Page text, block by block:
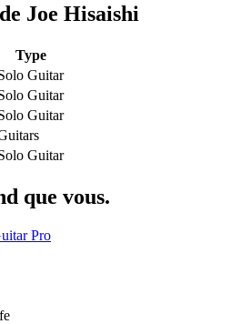
Joe Hisaishi
Type
Guitar
Guitar
Guitar
Guitar
que vous.
Pro